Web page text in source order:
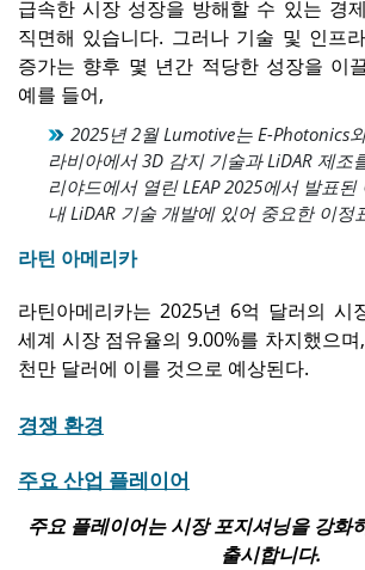
급속한 시장 성장을 방해할 수 있는 경
직면해 있습니다. 그러나 기술 및 인프
증가는 향후 몇 년간 적당한 성장을 이
예를 들어,
2025년 2월 Lumotive는 E-Photonics
라비아에서 3D 감지 기술과 LiDAR 제조
리야드에서 열린 LEAP 2025에서 발표
내 LiDAR 기술 개발에 있어 중요한 이정
라틴 아메리카
라틴아메리카는 2025년 6억 달러의 시
세계 시장 점유율의 9.00%를 차지했으
천만 달러에 이를 것으로 예상된다.
경쟁 환경
주요 산업 플레이어
주요 플레이어는 시장 포지셔닝을 강화
출시합니다.